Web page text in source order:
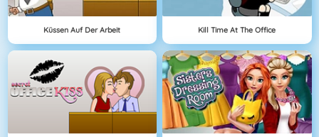
Küssen Auf Der Arbeit Kill Time At The Office